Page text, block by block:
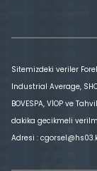
Sitemizdeki veriler
Industrial Average,
BOVESPA, VİOP ve
dakika gecikmeli
Adresi :